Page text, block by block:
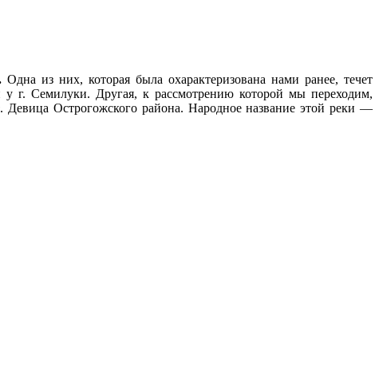
Одна из них, которая была охарактеризована нами ранее, течет
г. Семилуки. Другая, к рассмотрению которой мы переходим,
Острогожского района. Народное название этой реки —